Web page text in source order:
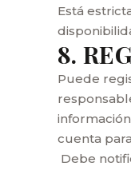
Está
8.
Puede
cuenta
Debe